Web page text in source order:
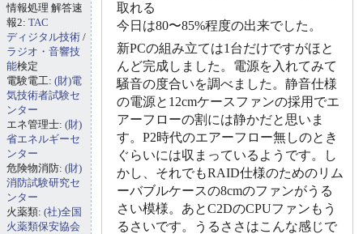
取れる
今日は80〜85%程度の出来でした。
新PCの組み立ては1台だけですがほと
んど完成しました。電源を入れてみて
騒音の度合いを調べました。静音仕様
の電源と12cmケースファンの採用でエ
アーフローの割には静かだと思いま
す。P2時代のエアーフロー無しのとき
ぐらいには収まっているようです。し
かし、それでもRAID仕様のためのリム
ーバブルケースの8cmのファンがうる
さい模様。あとC2DのCPUファンもう
るさいです。うるささはこんな感じで
情報処理 解答速
報2: TAC
ディジタル技術 /
ラジオ・音響技
能検定
電験電工: (財)電
気技術者試験セ
ンター
エネ管理士: (財)
省エネルギーセ
ンター
危険物消防: (財)
消防試験研究セ
ンター
火薬類: (社)全国
火薬類保安協会